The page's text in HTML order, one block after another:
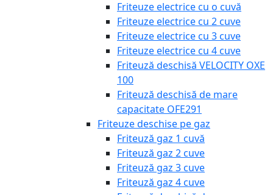
Friteuze electrice cu o cuvă
Friteuze electrice cu 2 cuve
Friteuze electrice cu 3 cuve
Friteuze electrice cu 4 cuve
Friteuză deschisă VELOCITY OXE
100
Friteuză deschisă de mare
capacitate OFE291
Friteuze deschise pe gaz
Friteuză gaz 1 cuvă
Friteuză gaz 2 cuve
Friteuză gaz 3 cuve
Friteuză gaz 4 cuve